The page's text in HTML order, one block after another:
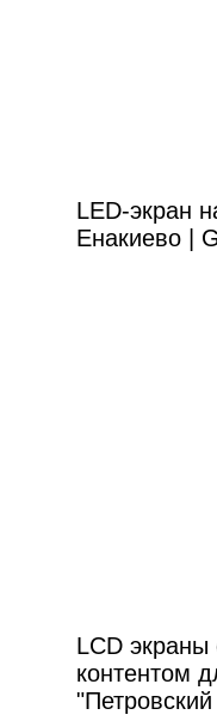
LED-экран
Енакиево |
LCD экраны
контентом